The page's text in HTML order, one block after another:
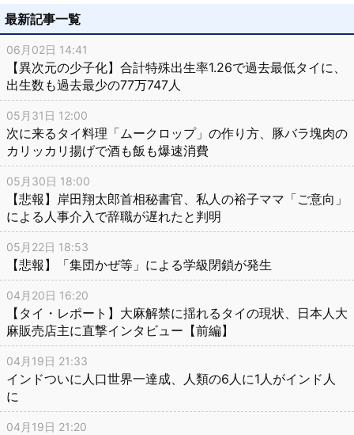
最新記事一覧
06月02日 14:41
【異次元の少子化】合計特殊出生率1.26で過去最低タイに、
出生数も過去最少の77万747人
05月31日 12:00
次に来るタイ料理「ムークロップ」の作り方、豚バラ塊肉の
カリッカリ揚げで酒も飯も爆速消費
05月30日 18:00
【悲報】岸田翔太郎首相秘書官、私人の裕子ママ「ご意向」
による人事介入で辞職が遅れたと判明
05月22日 18:53
【悲報】「集団かぜ等」による学級閉鎖が発生
04月20日 16:20
【タイ・レポート】大麻解禁に揺れるタイの現状、日本人大
麻販売店主に直撃インタビュー【前編】
04月19日 21:33
インドついに人口世界一達成、人類の6人に1人がインド人
に
04月19日 21:20